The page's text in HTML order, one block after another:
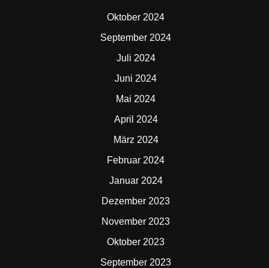
Oktober 2024
September 2024
Juli 2024
Juni 2024
Mai 2024
April 2024
März 2024
Februar 2024
Januar 2024
Dezember 2023
November 2023
Oktober 2023
September 2023